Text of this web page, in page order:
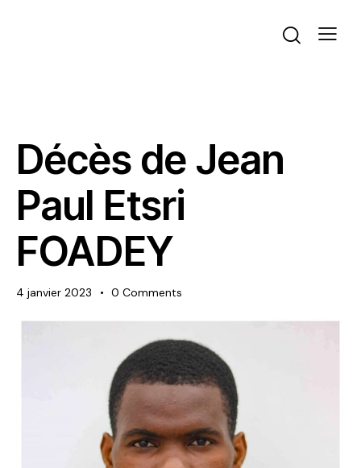
Décès de Jean
Paul Etsri
FOADEY
4 janvier 2023 0 Comments